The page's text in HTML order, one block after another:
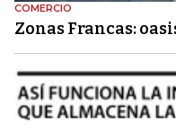
COMERCIO
Zonas Francas: